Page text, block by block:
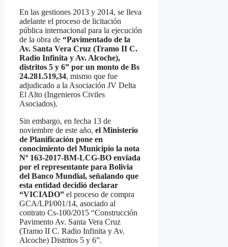
En las gestiones 2013 y 2014, se lleva
adelante el proceso de licitación
pública internacional para la ejecución
de la obra de “Pavimentado de la
Av. Santa Vera Cruz (Tramo II C.
Radio Infinita y Av. Alcoche),
distritos 5 y 6” por un monto de Bs
24.281.519,34, mismo que fue
adjudicado a la Asociación JV Delta
El Alto (Ingenieros Civiles
Asociados).
Sin embargo, en fecha 13 de
noviembre de este año, el Ministerio
de Planificación pone en
conocimiento del Municipio la nota
Nº 163-2017-BM-LCG-BO enviada
por el representante para Bolivia
del Banco Mundial, señalando que
esta entidad decidió declarar
“VICIADO” el proceso de compra
GCA/LPI/001/14, asociado al
contrato Cs-100/2015 “Construcción
Pavimento Av. Santa Vera Cruz
(Tramo II C. Radio Infinita y Av.
Alcoche) Distritos 5 y 6”.